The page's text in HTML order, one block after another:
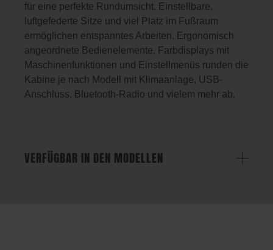
für eine perfekte Rundumsicht. Einstellbare,
luftgefederte Sitze und viel Platz im Fußraum
ermöglichen entspanntes Arbeiten. Ergonomisch
angeordnete Bedienelemente, Farbdisplays mit
Maschinenfunktionen und Einstellmenüs runden die
Kabine je nach Modell mit Klimaanlage, USB-
Anschluss, Bluetooth-Radio und vielem mehr ab.
VERFÜGBAR IN DEN MODELLEN